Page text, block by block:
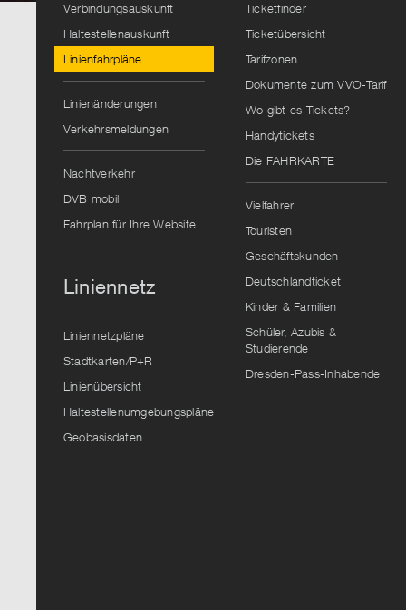
Verbindungsauskunft
Haltestellenauskunft
Linienfahrpläne
Linienänderungen
Verkehrsmeldungen
Nachtverkehr
DVB mobil
Fahrplan für Ihre Website
Liniennetz
Liniennetzpläne
Stadtkarten/P+R
Linienübersicht
Haltestellenumgebungspläne
Geobasisdaten
Ticketfinder
Ticketübersicht
Tarifzonen
Dokumente zum VVO-Tarif
Wo gibt es Tickets?
Handytickets
Die FAHRKARTE
Vielfahrer
Touristen
Geschäftskunden
Deutschlandticket
Kinder & Familien
Schüler, Azubis &
Studierende
Dresden-Pass-Inhabende